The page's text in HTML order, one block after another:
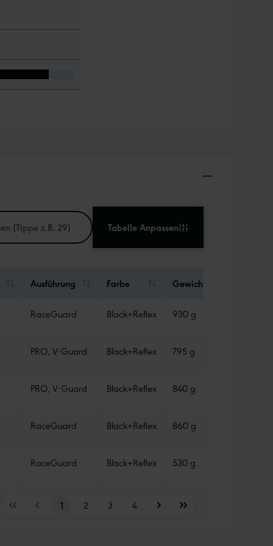
Tabelle Anpassen
Ausführung Farbe Gewicht
RaceGuard Black+Reflex 930 g
PRO, V-Guard Black+Reflex 795 g
PRO, V-Guard Black+Reflex 840 g
RaceGuard Black+Reflex 860 g
RaceGuard Black+Reflex 530 g
1 2 3 4